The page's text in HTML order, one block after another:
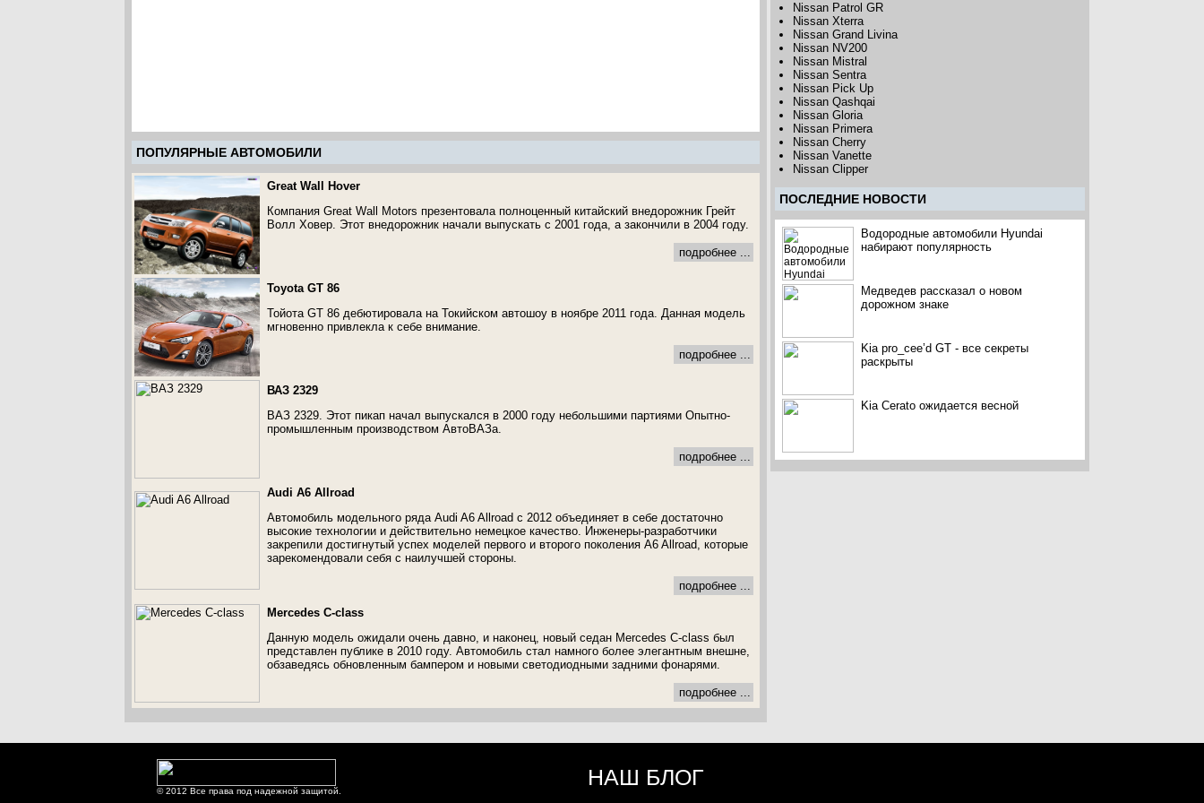
ПОПУЛЯРНЫЕ АВТОМОБИЛИ
Great Wall Hover
Компания Great Wall Motors презентовала полноценный китайский внедорожник Грейт
Волл Ховер. Этот внедорожник начали выпускать с 2001 года, а закончили в 2004 году.
подробнее ...
Toyota GT 86
Тойота GT 86 дебютировала на Токийском автошоу в ноябре 2011 года. Данная модель
мгновенно привлекла к себе внимание.
подробнее ...
ВАЗ 2329
ВАЗ 2329. Этот пикап начал выпускался в 2000 году небольшими партиями Опытно-
промышленным производством АвтоВАЗа.
подробнее ...
Audi A6 Allroad
Автомобиль модельного ряда Audi A6 Allroad с 2012 объединяет в себе достаточно
высокие технологии и действительно немецкое качество. Инженеры-разработчики
закрепили достигнутый успех моделей первого и второго поколения A6 Allroad, которые
зарекомендовали себя с наилучшей стороны.
подробнее ...
Mercedes C-class
Данную модель ожидали очень давно, и наконец, новый седан Mercedes C-class был
представлен публике в 2010 году. Автомобиль стал намного более элегантным внешне,
обзаведясь обновленным бампером и новыми светодиодными задними фонарями.
подробнее ...
Nissan Patrol GR
Nissan Xterra
Nissan Grand Livina
Nissan NV200
Nissan Mistral
Nissan Sentra
Nissan Pick Up
Nissan Qashqai
Nissan Gloria
Nissan Primera
Nissan Cherry
Nissan Vanette
Nissan Clipper
ПОCЛЕДНИЕ НОВОСТИ
Водородные автомобили Hyundai
набирают популярность
Медведев рассказал о новом
дорожном знаке
Kia pro_cee’d GT - все секреты
раскрыты
Kia Cerato ожидается весной
© 2012 Все права под надежной защитой.
НАШ БЛОГ